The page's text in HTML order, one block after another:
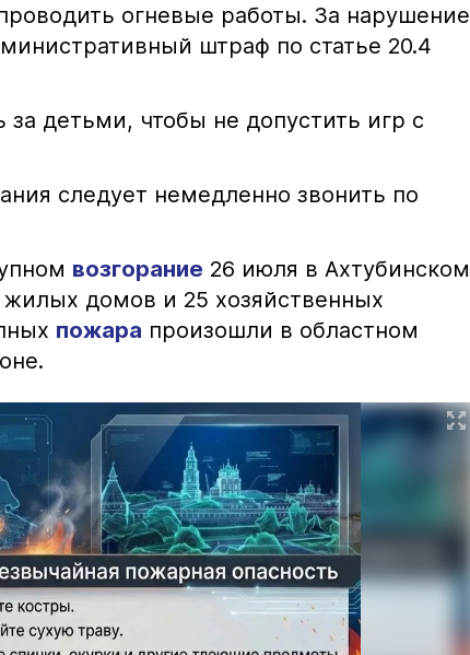
огневые работы. За нарушение
штраф по статье 20.4
за детьми, чтобы не допустить игр с
следует немедленно звонить по
возгорание 26 июля в Ахтубинском
жилых домов и 25 хозяйственных
пожара произошли в областном